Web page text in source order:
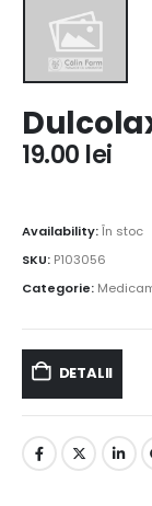
19.00 lei
Availability:În stoc
SKU: P103056
Categorie:
DETALII